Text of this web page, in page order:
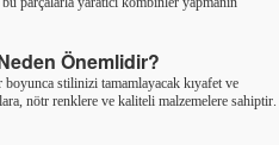
Önemlidir?
boyunca stilinizi tamamlayacak kıyafet ve
nötr renklere ve kaliteli malzemelere sahiptir.